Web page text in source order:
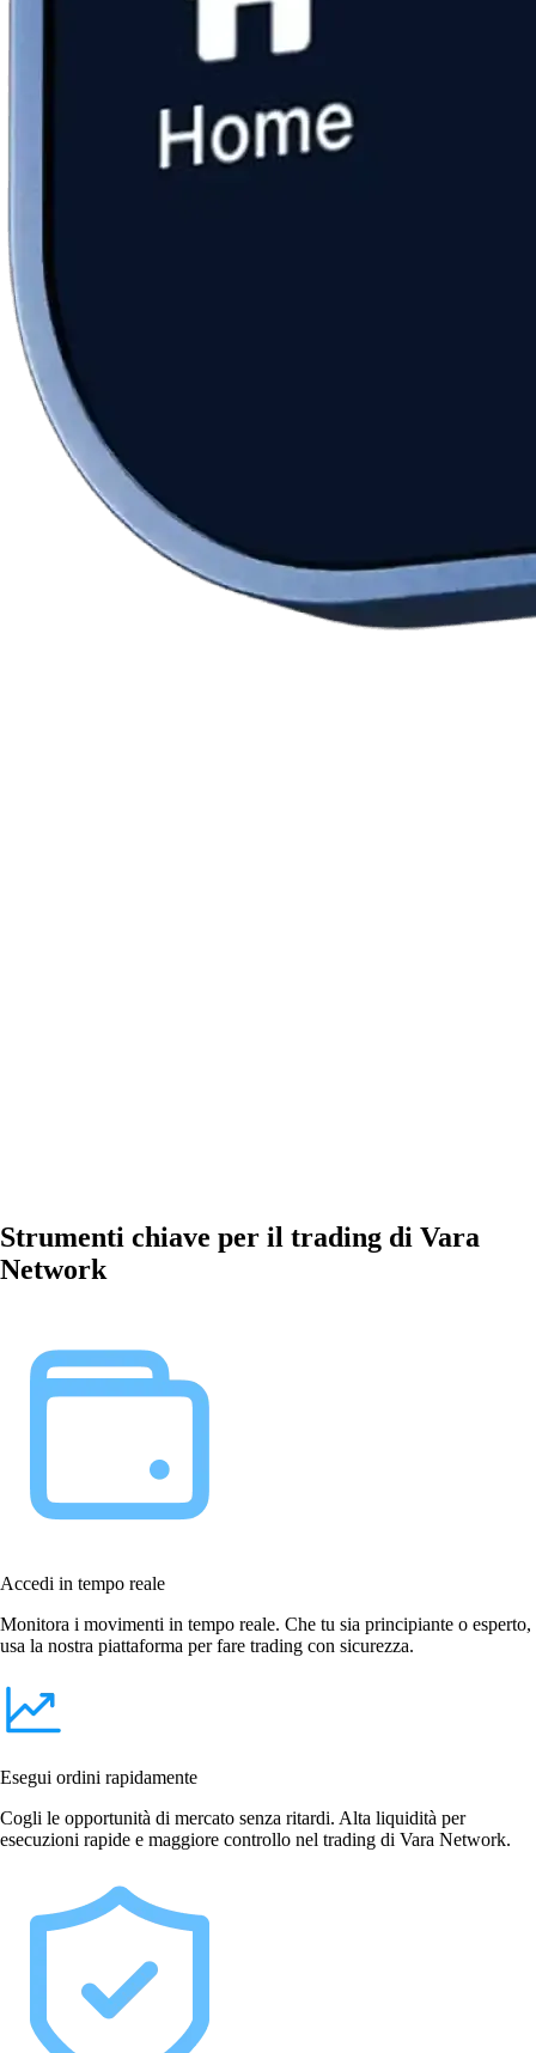
Strumenti chiave per il trading di Vara
Network
Accedi in tempo reale
Monitora i movimenti in tempo reale. Che tu sia principiante o esperto,
usa la nostra piattaforma per fare trading con sicurezza.
Esegui ordini rapidamente
Cogli le opportunità di mercato senza ritardi. Alta liquidità per
esecuzioni rapide e maggiore controllo nel trading di Vara Network.